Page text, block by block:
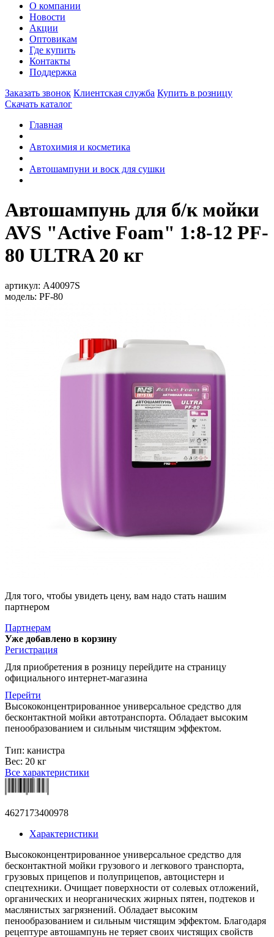
О компании
Новости
Акции
Оптовикам
Где купить
Контакты
Поддержка
Заказать звонок Клиентская служба Купить в розницу
Скачать каталог
Главная
Автохимия и косметика
Автошампуни и воск для сушки
Автошампунь для б/к мойки
AVS "Active Foam" 1:8-12 PF-
80 ULTRA 20 кг
артикул: A40097S
модель: PF-80
Для того, чтобы увидеть цену, вам надо стать нашим
партнером
Партнерам
Уже добавлено в корзину
Регистрация
Для приобретения в розницу перейдите на страницу
официального интернет-магазина
Перейти
Высококонцентрированное универсальное средство для
бесконтактной мойки автотранспорта. Обладает высоким
пенообразованием и сильным чистящим эффектом.
Тип: канистра
Вес: 20 кг
Все характеристики
4627173400978
Характеристики
Высококонцентрированное универсальное средство для
бесконтактной мойки грузового и легкового транспорта,
грузовых прицепов и полуприцепов, автоцистерн и
спецтехники. Очищает поверхности от солевых отложений,
органических и неорганических жирных пятен, подтеков и
маслянистых загрязнений. Обладает высоким
пенообразованием и сильным чистящим эффектом. Благодаря
рецептуре автошампунь не теряет своих чистящих свойств